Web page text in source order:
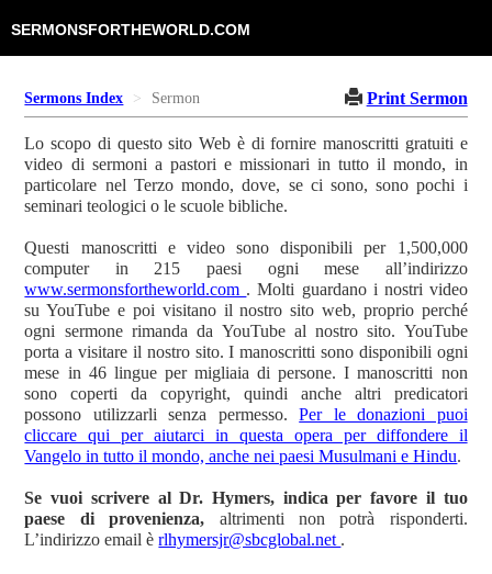
SERMONSFORTHEWORLD.COM
Sermons Index Sermon Print Sermon
Lo scopo di questo sito Web è di fornire manoscritti gratuiti e
video di sermoni a pastori e missionari in tutto il mondo, in
particolare nel Terzo mondo, dove, se ci sono, sono pochi i
seminari teologici o le scuole bibliche.
Questi manoscritti e video sono disponibili per 1,500,000
computer in 215 paesi ogni mese all’indirizzo
www.sermonsfortheworld.com . Molti guardano i nostri video
su YouTube e poi visitano il nostro sito web, proprio perché
ogni sermone rimanda da YouTube al nostro sito. YouTube
porta a visitare il nostro sito. I manoscritti sono disponibili ogni
mese in 46 lingue per migliaia di persone. I manoscritti non
sono coperti da copyright, quindi anche altri predicatori
possono utilizzarli senza permesso.Per le donazioni puoi
cliccare qui per aiutarci in questa opera per diffondere il
Vangelo in tutto il mondo, anche nei paesi Musulmani e Hindu.
Se vuoi scrivere al Dr. Hymers, indica per favore il tuo
paese di provenienza, altrimenti non potrà risponderti.
L’indirizzo email èrlhymersjr@sbcglobal.net .